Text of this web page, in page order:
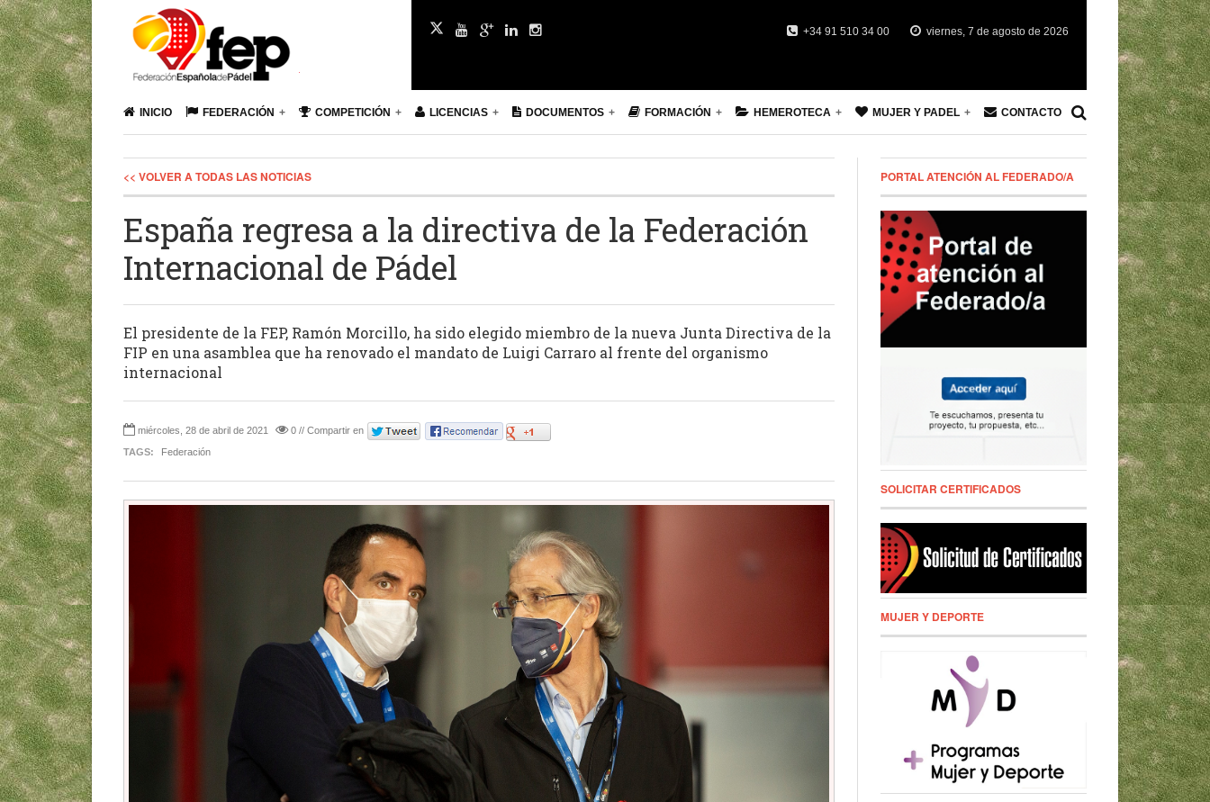
+34 91 510 34 00 viernes, 7 de agosto de 2026
INICIO FEDERACIÓN COMPETICIÓN LICENCIAS DOCUMENTOS FORMACIÓN HEMEROTECA MUJER Y PADEL CONTACTO
<< VOLVER A TODAS LAS NOTICIAS
España regresa a la directiva de la Federación
Internacional de Pádel
El presidente de la FEP, Ramón Morcillo, ha sido elegido miembro de la nueva Junta Directiva de la
FIP en una asamblea que ha renovado el mandato de Luigi Carraro al frente del organismo
internacional
miércoles, 28 de abril de 2021
0 // Compartir en
TAGS:
Federación
PORTAL ATENCIÓN AL FEDERADO/A
SOLICITAR CERTIFICADOS
MUJER Y DEPORTE